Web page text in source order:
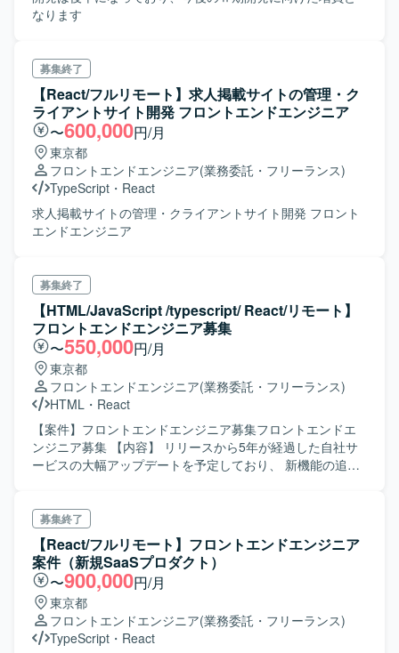
・react.js/next.jsの開発経験 ・リモート環境下で作業ができ
・改善・提案やドキュメンテーション業務ができる
なります
募集終了
【React/フルリモート】求人掲載サイトの管理・ク
ライアントサイト開発 フロントエンドエンジニア
〜600,000円/月
東京都
フロントエンドエンジニア(業務委託・フリーランス)
TypeScript ・ React
求人掲載サイトの管理・クライアントサイト開発 フロント
エンドエンジニア
募集終了
【HTML/JavaScript /typescript/ React/リモート】
フロントエンドエンジニア募集
〜550,000円/月
東京都
フロントエンドエンジニア(業務委託・フリーランス)
HTML ・ React
【案件】フロントエンドエンジニア募集フロントエンドエ
ンジニア募集 【内容】 リリースから5年が経過した自社サ
ービスの大幅アップデートを予定しており、 新機能の追加
てることにやりがいを感じられる方におすすめです。 参加
していただくチームは エンジニア4名、デザイナー2名、デ
ィレクター3名の小規模なチームです。
募集終了
【React/フルリモート】フロントエンドエンジニア
案件（新規SaaSプロダクト）
〜900,000円/月
東京都
フロントエンドエンジニア(業務委託・フリーランス)
TypeScript ・ React